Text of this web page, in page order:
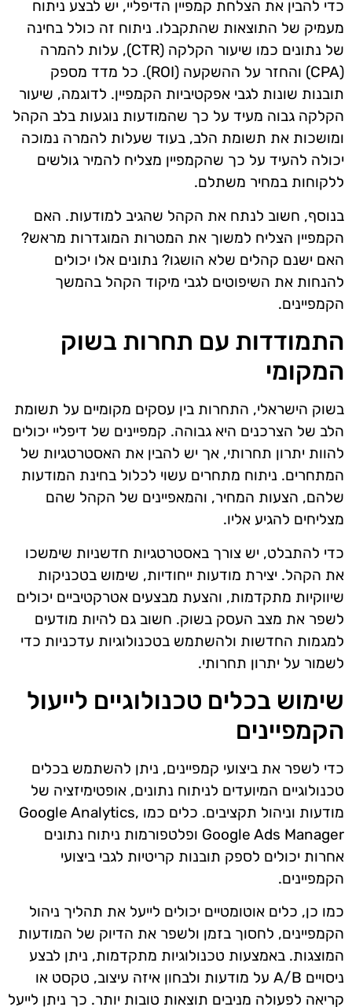
כדי להבין את הצלחת קמפיין הדיפליי, יש לבצע ניתוח
מעמיק של התוצאות שהתקבלו. ניתוח זה כולל בחינה
של נתונים כמו שיעור הקלקה (CTR), עלות להמרה
(CPA) והחזר על ההשקעה (ROI). כל מדד מספק
תובנות שונות לגבי אפקטיביות הקמפיין. לדוגמה, שיעור
הקלקה גבוה מעיד על כך שהמודעות נוגעות בלב הקהל
ומושכות את תשומת הלב, בעוד שעלות להמרה נמוכה
יכולה להעיד על כך שהקמפיין מצליח להמיר גולשים
ללקוחות במחיר משתלם.
בנוסף, חשוב לנתח את הקהל שהגיב למודעות. האם
הקמפיין הצליח למשוך את המטרות המוגדרות מראש?
האם ישנם קהלים שלא הושגו? נתונים אלו יכולים
להנחות את השיפוטים לגבי מיקוד הקהל בהמשך
הקמפיינים.
התמודדות עם תחרות בשוק
המקומי
בשוק הישראלי, התחרות בין עסקים מקומיים על תשומת
הלב של הצרכנים היא גבוהה. קמפיינים של דיפליי יכולים
להוות יתרון תחרותי, אך יש להבין את האסטרטגיות של
המתחרים. ניתוח מתחרים עשוי לכלול בחינת המודעות
שלהם, הצעות המחיר, והמאפיינים של הקהל שהם
מצליחים להגיע אליו.
כדי להתבלט, יש צורך באסטרטגיות חדשניות שימשכו
את הקהל. יצירת מודעות ייחודיות, שימוש בטכניקות
שיווקיות מתקדמות, והצעת מבצעים אטרקטיביים יכולים
לשפר את מצב העסק בשוק. חשוב גם להיות מודעים
למגמות החדשות ולהשתמש בטכנולוגיות עדכניות כדי
לשמור על יתרון תחרותי.
שימוש בכלים טכנולוגיים לייעול
הקמפיינים
כדי לשפר את ביצועי קמפיינים, ניתן להשתמש בכלים
טכנולוגיים המיועדים לניתוח נתונים, אופטימיזציה של
מודעות וניהול תקציבים. כלים כמו Google Analytics,
Google Ads Manager ופלטפורמות ניתוח נתונים
אחרות יכולים לספק תובנות קריטיות לגבי ביצועי
הקמפיינים.
כמו כן, כלים אוטומטיים יכולים לייעל את תהליך ניהול
הקמפיינים, לחסוך בזמן ולשפר את הדיוק של המודעות
המוצגות. באמצעות טכנולוגיות מתקדמות, ניתן לבצע
ניסויים A/B על מודעות ולבחון איזה עיצוב, טקסט או
קריאה לפעולה מניבים תוצאות טובות יותר. כך ניתן לייעל